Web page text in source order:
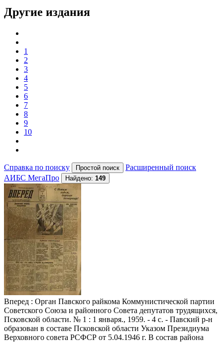
Другие издания
1
2
3
4
5
6
7
8
9
10
Справка по поиску
Расширенный поиск
АИБС МегаПро
Найдено: 149
Вперед : Орган Павского райкома Коммунистической партии
Советского Союза и районного Совета депутатов трудящихся,
Псковской области. № 1 : 1 января., 1959. - 4 с. - Павский р-н
образован в составе Псковской области Указом Президиума
Верховного совета РСФСР от 5.04.1946 г. В состав района